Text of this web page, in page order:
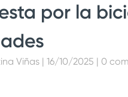
por la
Viñas | 16/10/2025 | 0